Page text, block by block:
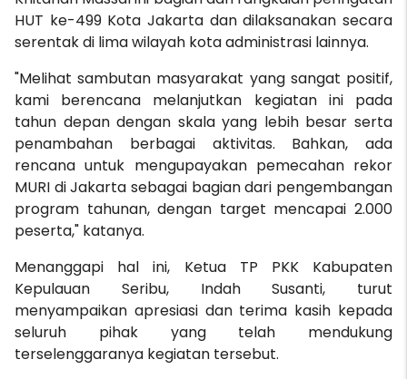
HUT ke-499 Kota Jakarta dan dilaksanakan secara
serentak di lima wilayah kota administrasi lainnya.
"Melihat sambutan masyarakat yang sangat positif,
kami berencana melanjutkan kegiatan ini pada
tahun depan dengan skala yang lebih besar serta
penambahan berbagai aktivitas. Bahkan, ada
rencana untuk mengupayakan pemecahan rekor
MURI di Jakarta sebagai bagian dari pengembangan
program tahunan, dengan target mencapai 2.000
peserta," katanya.
Menanggapi hal ini, Ketua TP PKK Kabupaten
Kepulauan Seribu, Indah Susanti, turut
menyampaikan apresiasi dan terima kasih kepada
seluruh pihak yang telah mendukung
terselenggaranya kegiatan tersebut.